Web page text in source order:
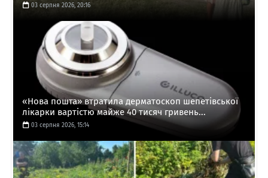
03 серпня 2026, 20:16
«Нова пошта» втратила дерматоскоп шепетівської
лікарки вартістю майже 40 тисяч гривень...
03 серпня 2026, 15:14